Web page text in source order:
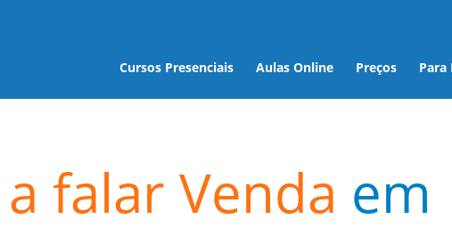
Cursos Presenciais Aulas Online Preços Para
falar Venda em